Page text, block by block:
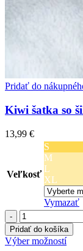
Pridať do
Kiwi šatka so
13,99 €
Veľkosť
S
M
L
XL
Vymazať
množstvo
Kiwi
šatka
so
Pridať do košíka
Výber možnostíTento